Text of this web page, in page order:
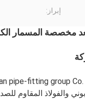
إبراز:
مخصصة المسمار
والفولاذ المقاوم